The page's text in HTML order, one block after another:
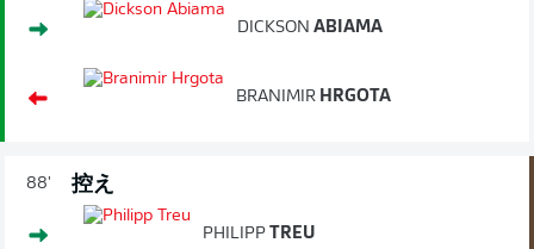
DICKSON ABIAMA
BRANIMIR HRGOTA
88' 控え
PHILIPP TREU